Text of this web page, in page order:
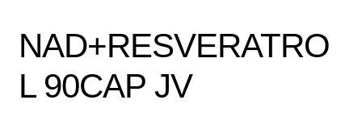
NAD+RESVERATRO
L 90CAP JV